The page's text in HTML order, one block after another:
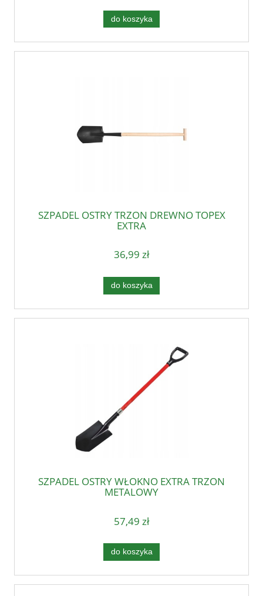
do koszyka
SZPADEL OSTRY TRZON DREWNO TOPEX
EXTRA
36,99 zł
do koszyka
SZPADEL OSTRY WŁOKNO EXTRA TRZON
METALOWY
57,49 zł
do koszyka